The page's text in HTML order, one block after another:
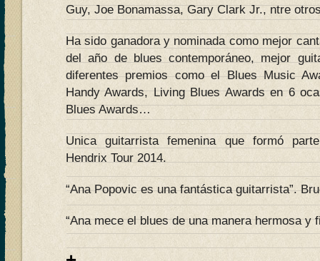
Guy, Joe Bonamassa, Gary Clark Jr., ntre
Ha sido ganadora y nominada como mejor
del año de blues contemporáneo, mejor
diferentes premios como el Blues Music
Handy Awards, Living Blues Awards en 6
Blues Awards…
Unica guitarrista femenina que formó
Hendrix Tour 2014.
“Ana Popovic es una fantástica guitarrista”.
“Ana mece el blues de una manera hermosa y